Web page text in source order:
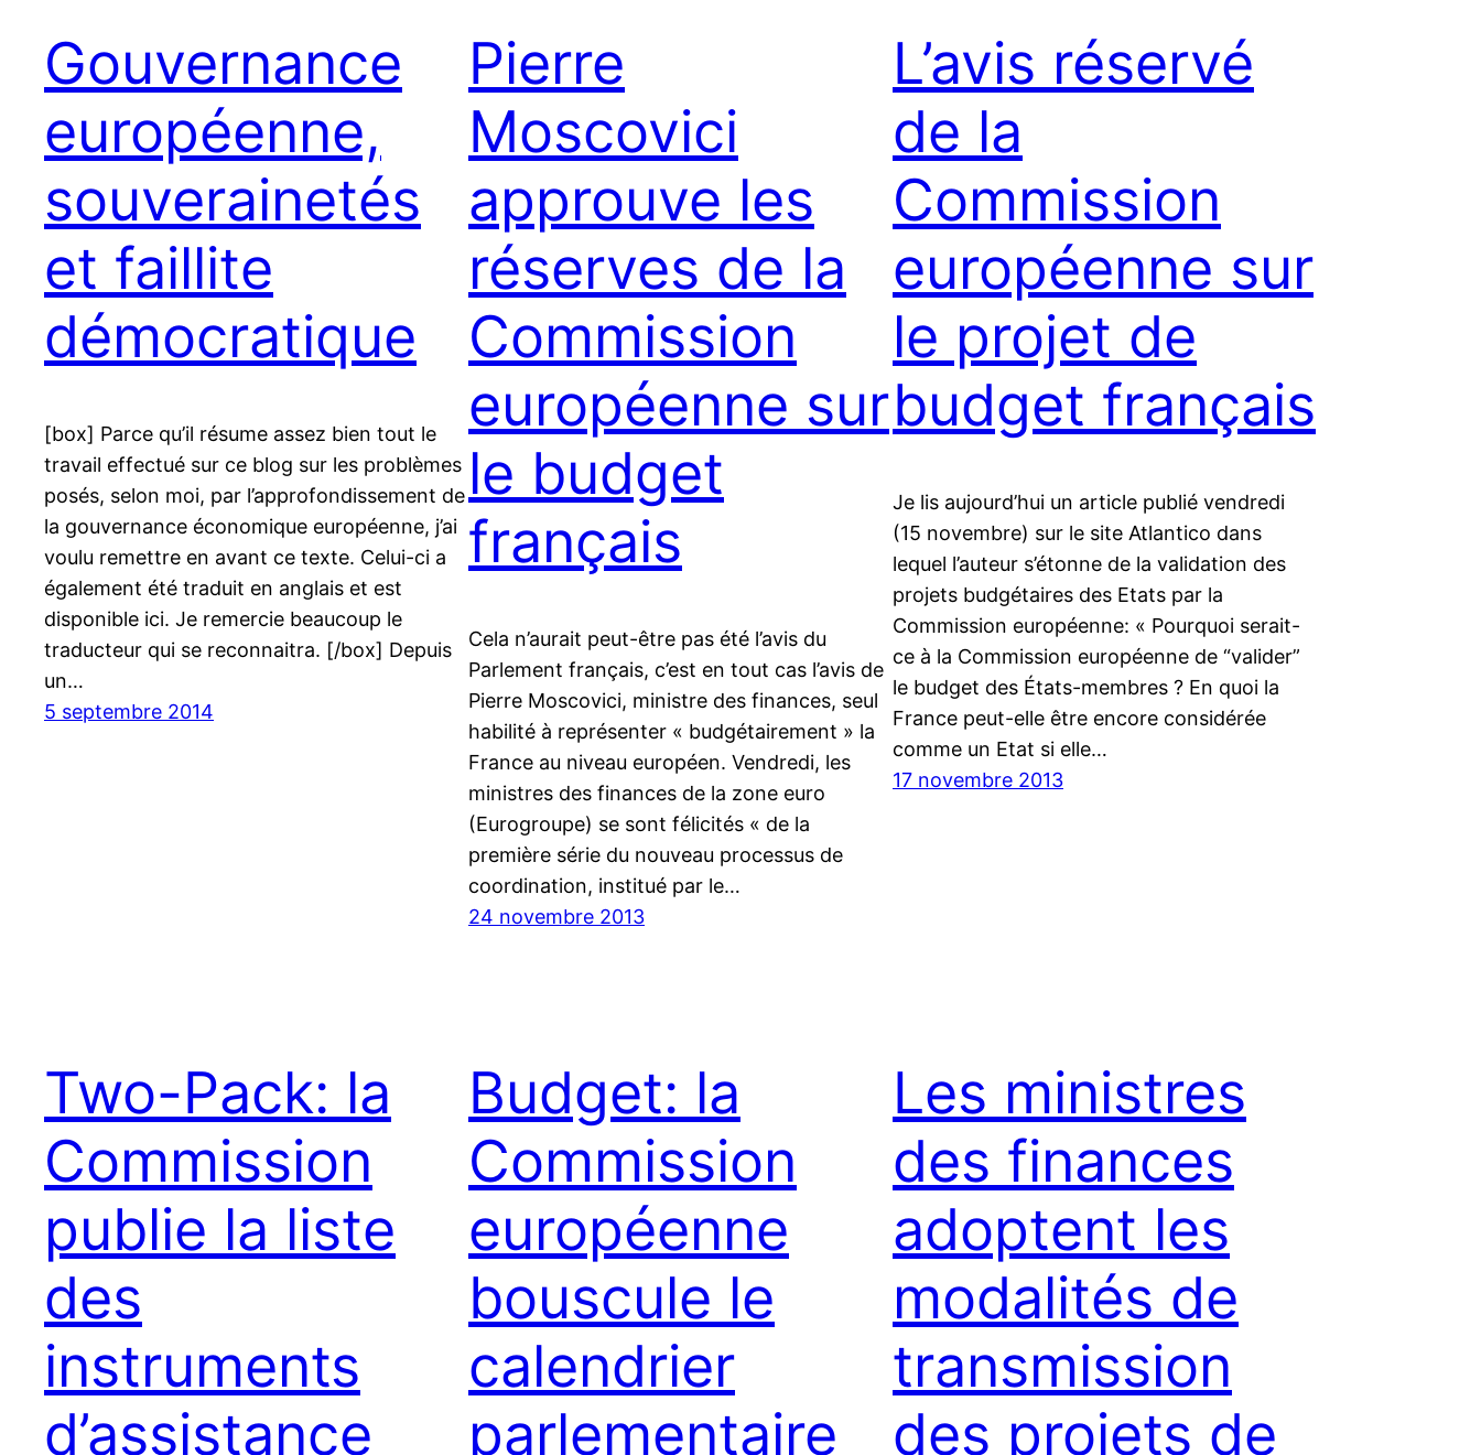
Gouvernance
européenne,
souverainetés
et faillite
démocratique
[box] Parce qu’il résume assez bien tout le
travail effectué sur ce blog sur les problèmes
posés, selon moi, par l’approfondissement de
la gouvernance économique européenne, j’ai
voulu remettre en avant ce texte. Celui-ci a
également été traduit en anglais et est
disponible ici. Je remercie beaucoup le
traducteur qui se reconnaitra. [/box] Depuis
un…
5 septembre 2014
Pierre
Moscovici
approuve les
réserves de la
Commission
européenne sur
le budget
français
Cela n’aurait peut-être pas été l’avis du
Parlement français, c’est en tout cas l’avis de
Pierre Moscovici, ministre des finances, seul
habilité à représenter « budgétairement » la
France au niveau européen. Vendredi, les
ministres des finances de la zone euro
(Eurogroupe) se sont félicités « de la
première série du nouveau processus de
coordination, institué par le…
24 novembre 2013
L’avis réservé
de la
Commission
européenne sur
le projet de
budget français
Je lis aujourd’hui un article publié vendredi
(15 novembre) sur le site Atlantico dans
lequel l’auteur s’étonne de la validation des
projets budgétaires des Etats par la
Commission européenne: « Pourquoi serait-
ce à la Commission européenne de “valider”
le budget des États-membres ? En quoi la
France peut-elle être encore considérée
comme un Etat si elle…
17 novembre 2013
Two-Pack: la
Commission
publie la liste
des
instruments
d’assistance
Budget: la
Commission
européenne
bouscule le
calendrier
parlementaire
Les ministres
des finances
adoptent les
modalités de
transmission
des projets de